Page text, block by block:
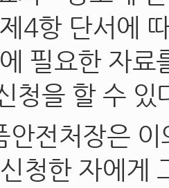
4항 단서에
필요한 자료
청을 할 수 있
안전처장은
청한 자에게